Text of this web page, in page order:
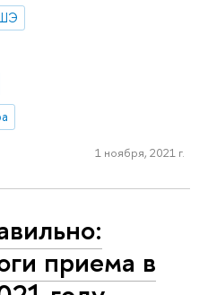
1 ноября, 2021 г.
приема в